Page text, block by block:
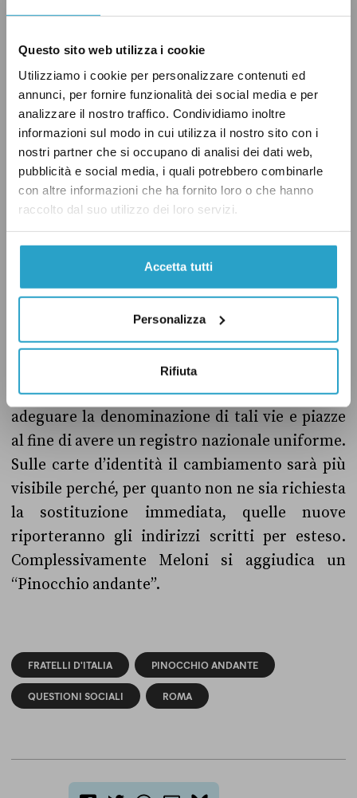
Questo sito web utilizza i cookie
Utilizziamo i cookie per personalizzare contenuti ed
annunci, per fornire funzionalità dei social media e per
analizzare il nostro traffico. Condividiamo inoltre
informazioni sul modo in cui utilizza il nostro sito con i
nostri partner che si occupano di analisi dei dati web,
pubblicità e social media, i quali potrebbero combinarle
con altre informazioni che ha fornito loro o che hanno
raccolto dal suo utilizzo dei loro servizi.
Accetta tutti
Personalizza
Rifiuta
richiesta“. Tuttavia è vero che “
riportare l’indirizzo scritto in forma completa ed
estesa“.
Il verdetto
La delibera comunale attua le indicazioni
dell’Istat che tutti i Comuni d’Italia sono
chiamati a recepire; non è quindi la Giunta
Marino che ha preso l’iniziativa per eliminare i
numeri romani dalla toponomastica cittadina.
Non si tratta inoltre di sostituire i cartelloni
stradali che contengono numeri romani, ma di
adeguare la denominazione di tali vie e piazze
al fine di avere un registro nazionale uniforme.
Sulle carte d’identità il cambiamento sarà più
visibile perché, per quanto non ne sia richiesta
la sostituzione immediata, quelle nuove
riporteranno gli indirizzi scritti per esteso.
Complessivamente Meloni si aggiudica un
“Pinocchio andante”.
FRATELLI D'ITALIA PINOCCHIO ANDANTE
QUESTIONI SOCIALI ROMA